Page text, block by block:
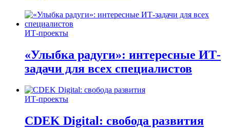
ИТ-проекты
«Улыбка радуги»: интересные ИТ-
задачи для всех специалистов
ИТ-проекты
CDEK Digital: свобода развития